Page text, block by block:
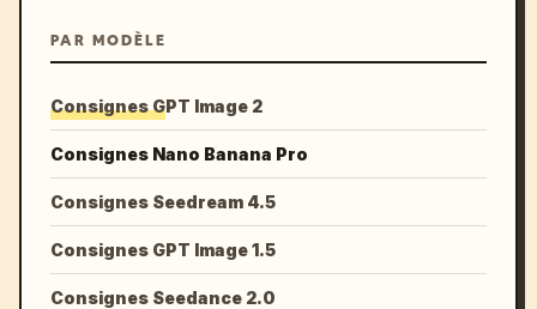
PAR MODÈLE
Consignes GPT Image 2
Consignes Nano Banana Pro
Consignes Seedream 4.5
Consignes GPT Image 1.5
Consignes Seedance 2.0